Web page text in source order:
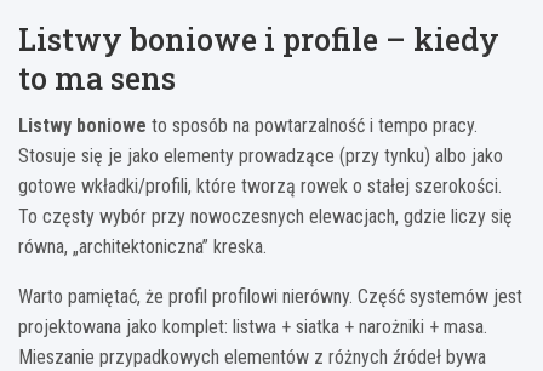
Listwy boniowe i profile – kiedy
to ma sens
Listwy boniowe to sposób na powtarzalność i tempo pracy.
Stosuje się je jako elementy prowadzące (przy tynku) albo jako
gotowe wkładki/profili, które tworzą rowek o stałej szerokości.
To częsty wybór przy nowoczesnych elewacjach, gdzie liczy się
równa, „architektoniczna” kreska.
Warto pamiętać, że profil profilowi nierówny. Część systemów jest
projektowana jako komplet: listwa + siatka + narożniki + masa.
Mieszanie przypadkowych elementów z różnych źródeł bywa